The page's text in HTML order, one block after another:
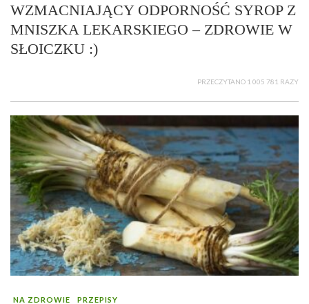
WZMACNIAJĄCY ODPORNOŚĆ SYROP Z
MNISZKA LEKARSKIEGO – ZDROWIE W
SŁOICZKU :)
PRZECZYTANO 1 005 781 RAZY
NA ZDROWIE PRZEPISY